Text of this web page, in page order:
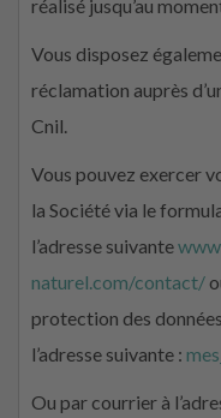
réalisé jusqu’au
Vous disposez
réclamation auprès
Cnil.
Vous pouvez exercer
la Société via le
l’adresse suivante
naturel.com/contact/
protection des
l’adresse suivante :
Ou par courrier à